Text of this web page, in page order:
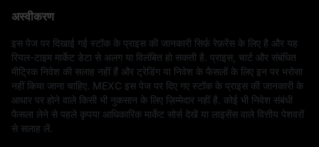
अस्वीकरण
इस पेज पर दिखाई गई स्टॉक के प्राइस की जानकारी सिर्फ़ रेफ़रेंस के लिए है और यह
रियल-टाइम मार्केट डेटा से अलग या विलंबित हो सकती है. प्राइस, चार्ट और संबंधित
मीट्रिक निवेश की सलाह नहीं हैं और ट्रेडिंग या निवेश के फैसलों के लिए इन पर भरोसा
नहीं किया जाना चाहिए. MEXC इस पेज पर दिए गए स्टॉक के प्राइस की जानकारी के
आधार पर होने वाले किसी भी नुकसान के लिए ज़िम्मेदार नहीं है. कोई भी निवेश संबंधी
फैसला लेने से पहले कृपया आधिकारिक मार्केट सोर्स देखें या लाइसेंस वाले वित्तीय पेशवरों
से सलाह लें.